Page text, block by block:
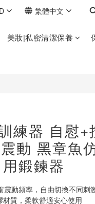
繁體中文
美妝|私密清潔保養
練器 自慰+
動 黑章魚
鍛鍊器
震動頻率，自由切換不同刺
材質，柔軟舒適安心使用